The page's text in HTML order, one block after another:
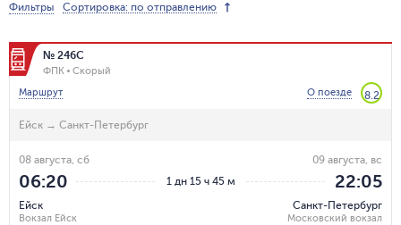
Фильтры
Сортировка: по отправлению
№ 246С
ФПК
Скорый
Маршрут
О поезде 8.2
Ейск → Санкт-Петербург
1 дн 15 ч 45 м
08 августа, сб
06:20
Ейск
Вокзал Ейск
09 августа, вс
22:05
Санкт-Петербург
Московский вокзал